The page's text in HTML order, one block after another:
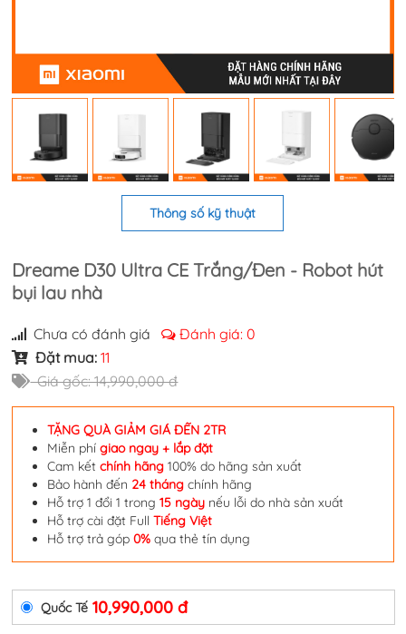
Thông số kỹ thuật
Dreame D30 Ultra CE Trắng/Đen - Robot hút
bụi lau nhà
Chưa có đánh giá Đánh giá:0
Đặt mua:11
Giá gốc: 14,990,000 đ
TẶNG QUÀ GIẢM GIÁ ĐẾN 2TR
Miễn phígiao ngay + lắp đặt
Cam kếtchính hãng 100% do hãng sản xuất
Bảo hành đến 24 tháng chính hãng
Hỗ trợ 1 đổi 1 trong15 ngày nếu lỗi do nhà sản xuất
Hỗ trợ cài đặt FullTiếng Việt
Hỗ trợ trả góp0% qua thẻ tín dụng
Quốc Tế 10,990,000 đ